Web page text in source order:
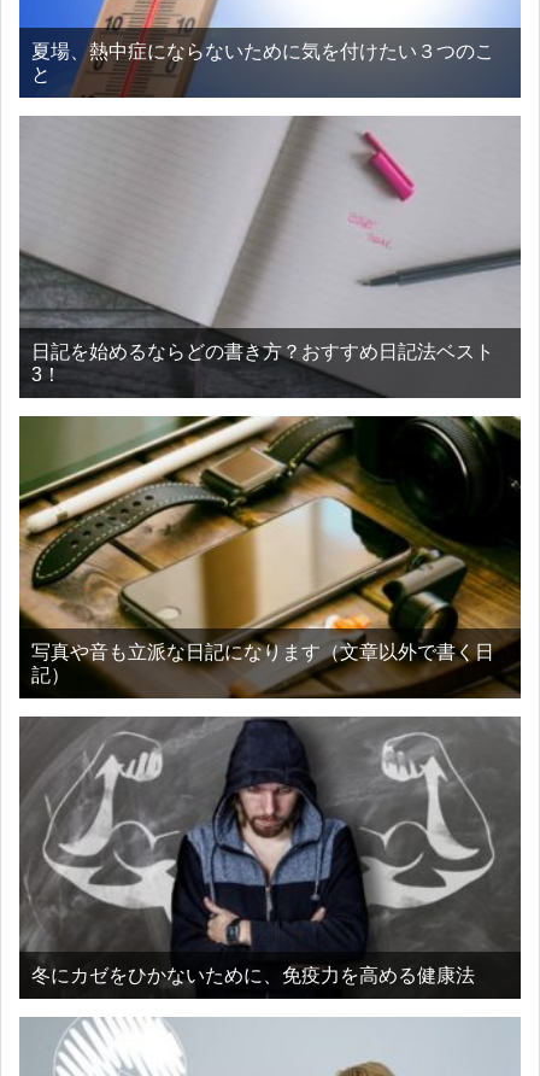
夏場、熱中症にならないために気を付けたい３つのこ
と
日記を始めるならどの書き方？おすすめ日記法ベスト
3！
写真や音も立派な日記になります（文章以外で書く日
記）
冬にカゼをひかないために、免疫力を高める健康法